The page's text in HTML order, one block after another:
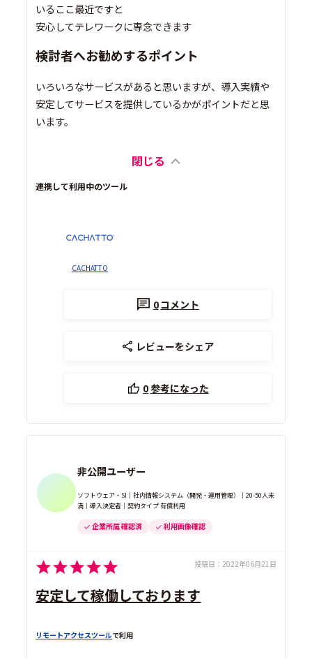
いるここ最近ですと
安心してテレワークに専念できます
検討者へお勧めするポイント
いろいろなサービスがあると思いますが、導入実績や
安定してサービスを提供しているかがポイントだと思
います。
閉じる
連携して利用中のツール
CACHATTO
0コメント
レビューをシェア
0参考になった
非公開ユーザー
ソフトウェア・SI｜社内情報システム（開発・運用管理）｜20-50人未
満｜導入決定者｜契約タイプ 有償利用
企業所属 確認済 利用画像確認
投稿日： 2022年06月21日
安定して稼働しております
リモートアクセスツールで利用